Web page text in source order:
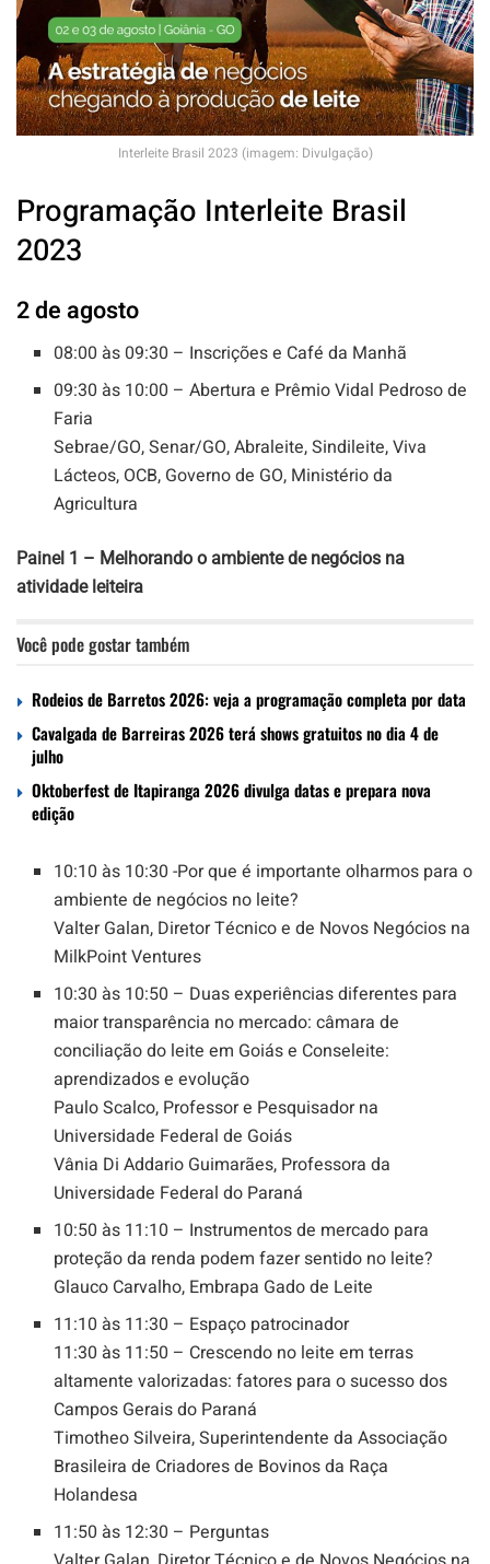
Interleite Brasil 2023 (imagem: Divulgação)
Programação Interleite Brasil
2023
2 de agosto
08:00 às 09:30 – Inscrições e Café da Manhã
09:30 às 10:00 – Abertura e Prêmio Vidal Pedroso de
Faria
Sebrae/GO, Senar/GO, Abraleite, Sindileite, Viva
Lácteos, OCB, Governo de GO, Ministério da
Agricultura
Painel 1 – Melhorando o ambiente de negócios na
atividade leiteira
Você pode gostar também
Rodeios de Barretos 2026: veja a programação completa por data
Cavalgada de Barreiras 2026 terá shows gratuitos no dia 4 de
julho
Oktoberfest de Itapiranga 2026 divulga datas e prepara nova
edição
10:10 às 10:30 -Por que é importante olharmos para o
ambiente de negócios no leite?
Valter Galan, Diretor Técnico e de Novos Negócios na
MilkPoint Ventures
10:30 às 10:50 – Duas experiências diferentes para
maior transparência no mercado: câmara de
conciliação do leite em Goiás e Conseleite:
aprendizados e evolução
Paulo Scalco, Professor e Pesquisador na
Universidade Federal de Goiás
Vânia Di Addario Guimarães, Professora da
Universidade Federal do Paraná
10:50 às 11:10 – Instrumentos de mercado para
proteção da renda podem fazer sentido no leite?
Glauco Carvalho, Embrapa Gado de Leite
11:10 às 11:30 – Espaço patrocinador
11:30 às 11:50 – Crescendo no leite em terras
altamente valorizadas: fatores para o sucesso dos
Campos Gerais do Paraná
Timotheo Silveira, Superintendente da Associação
Brasileira de Criadores de Bovinos da Raça
Holandesa
11:50 às 12:30 – Perguntas